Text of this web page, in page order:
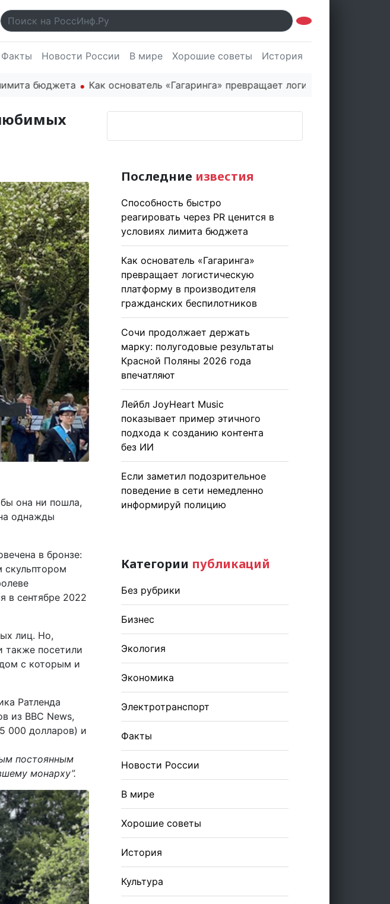
Факты Новости России В мире Хорошие советы История
Как основатель «Гагаринга» превращает логистическую платформу в
она ни пошла,
однажды
в бронзе:
скульптором
в сентябре 2022
лиц. Но,
также посетили
с которым и
Ратленда
из BBC News,
000 долларов) и
постоянным
монарху”.
Последние известия
Способность быстро
реагировать через PR ценится в
условиях лимита бюджета
Как основатель «Гагаринга»
превращает логистическую
платформу в производителя
гражданских беспилотников
Сочи продолжает держать
марку: полугодовые результаты
Красной Поляны 2026 года
впечатляют
Лейбл JoyHeart Music
показывает пример этичного
подхода к созданию контента
без ИИ
Если заметил подозрительное
поведение в сети немедленно
информируй полицию
Категории публикаций
Без рубрики
Бизнес
Экология
Экономика
Электротранспорт
Факты
Новости России
В мире
Хорошие советы
История
Культура